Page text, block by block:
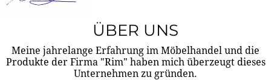
ÜBER UNS
Meine jahrelange Erfahrung im Möbelhandel und die
Produkte der Firma "Rim" haben mich überzeugt dieses
Unternehmen zu gründen.